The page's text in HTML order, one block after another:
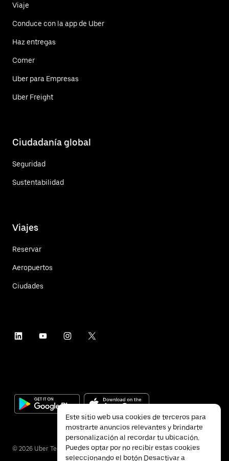
Viaje
Conduce con la app de Uber
Haz entregas
Comer
Uber para Empresas
Uber Freight
Ciudadanía global
Seguridad
Sustentabilidad
Viajes
Reservar
Aeropuertos
Ciudades
© 2026 Uber Technologies Inc.
Este sitio web usa cookies de terceros para
mostrarte anuncios relevantes y brindarte
personalización al recordar tu ubicación.
Puedes optar por no recibir estas cookies
seleccionando el botón Desactivar a